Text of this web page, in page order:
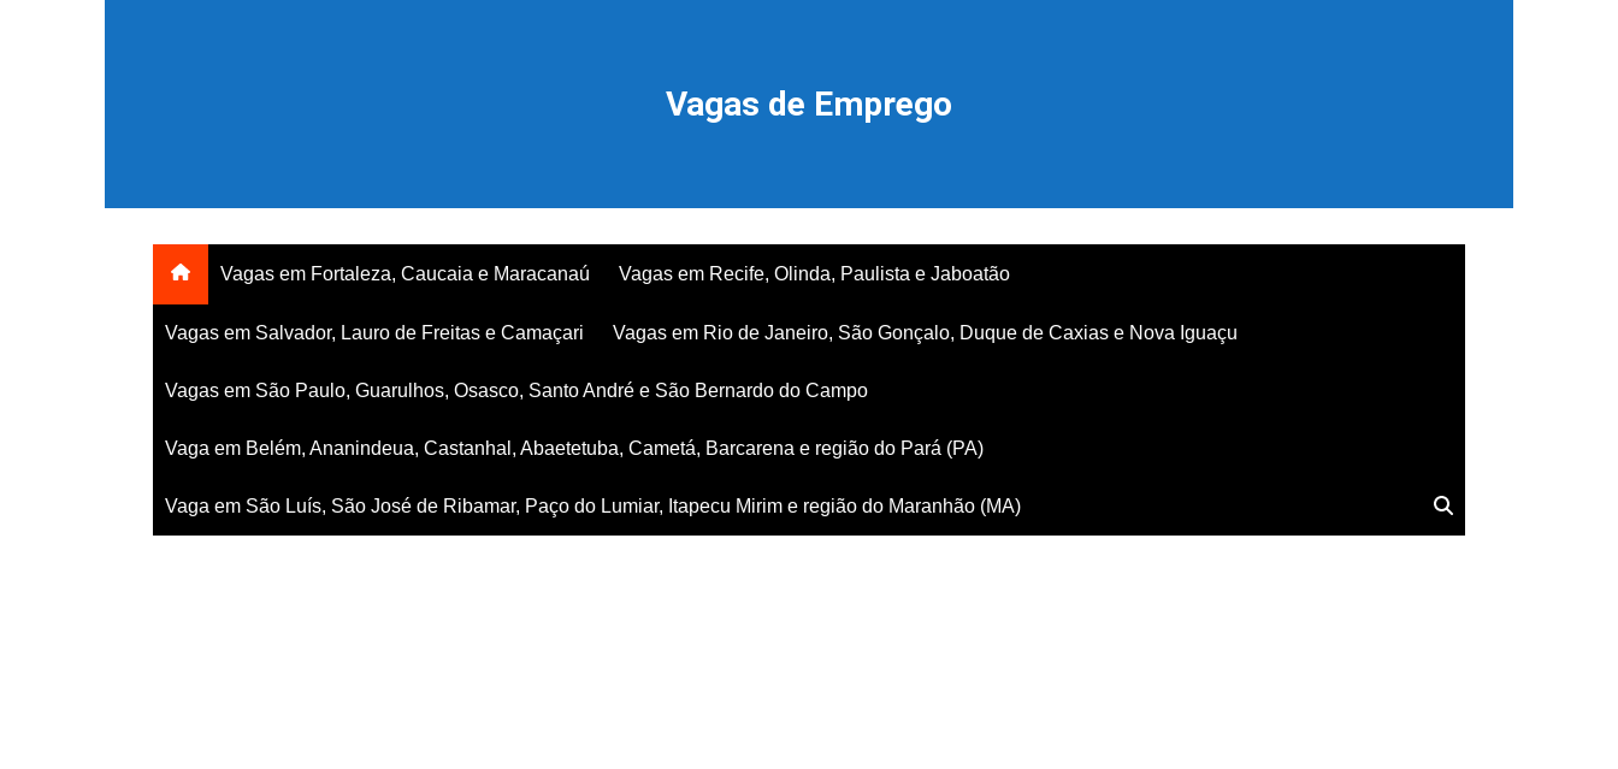
Vagas de Emprego
Vagas em Fortaleza, Caucaia e Maracanaú Vagas em Recife, Olinda, Paulista e Jaboatão
Vagas em Salvador, Lauro de Freitas e Camaçari Vagas em Rio de Janeiro, São Gonçalo, Duque de Caxias e Nova Iguaçu
Vagas em São Paulo, Guarulhos, Osasco, Santo André e São Bernardo do Campo
Vaga em Belém, Ananindeua, Castanhal, Abaetetuba, Cametá, Barcarena e região do Pará (PA)
Vaga em São Luís, São José de Ribamar, Paço do Lumiar, Itapecu Mirim e região do Maranhão (MA)